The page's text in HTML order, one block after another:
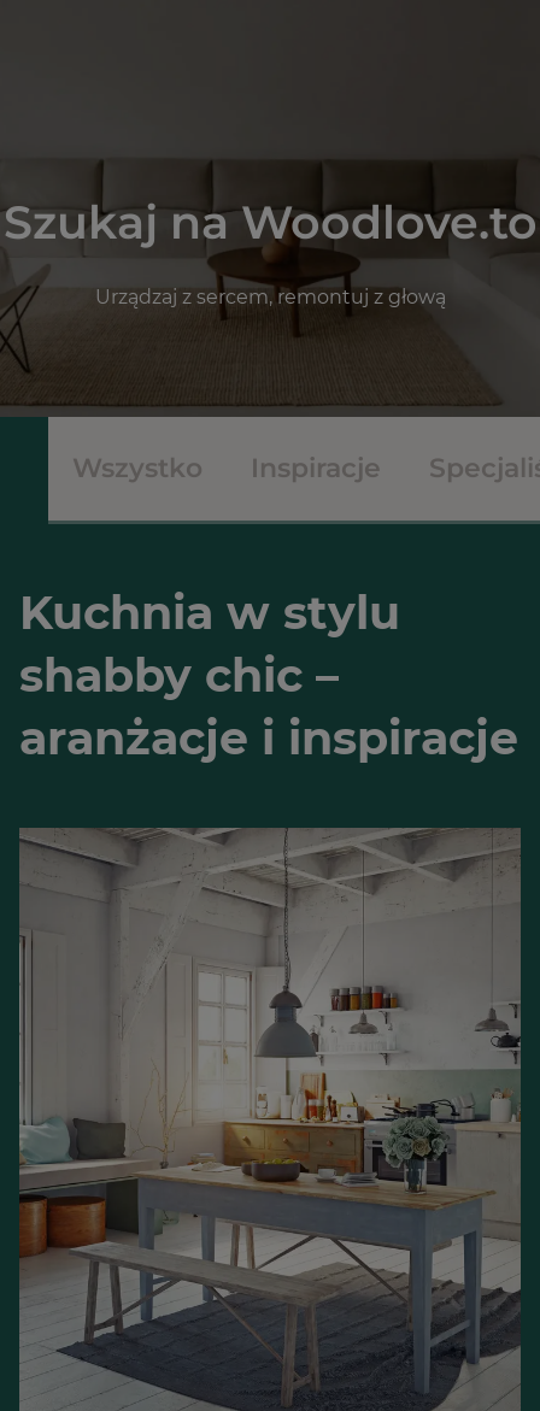
Szukaj na Woodlove.to
Urządzaj z sercem, remontuj z głową
Wszystko Inspiracje
Kuchnia w stylu
shabby chic –
aranżacje i inspiracje